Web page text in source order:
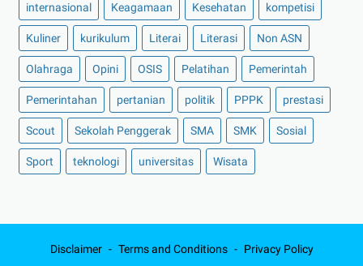
internasional Keagamaan Kesehatan kompetisi
Kuliner kurikulum Literai Literasi Non ASN
Olahraga Opini OSIS Pelatihan Pemerintah
Pemerintahan pertanian politik PPPK prestasi
Scout Sekolah Penggerak SMA SMK Sosial
Sport teknologi universitas Wisata
Disclaimer Terms and Conditions Privacy Policy